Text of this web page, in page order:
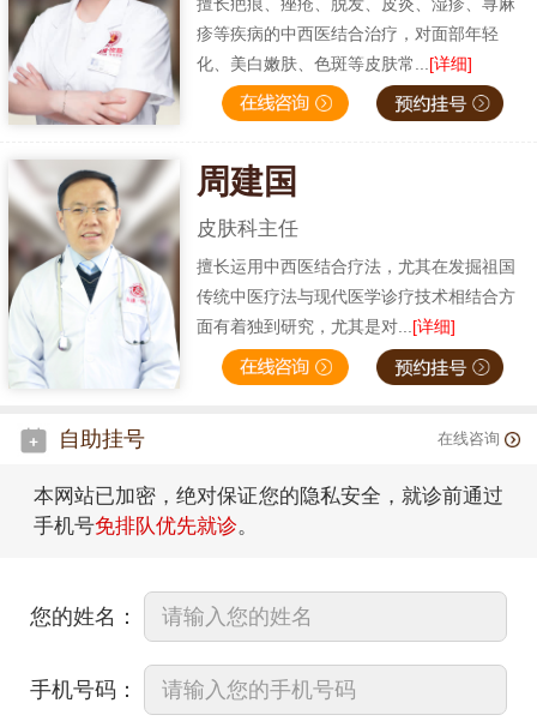
疹等疾病的中西医结合治疗，对面部年轻
化、美白嫩肤、色斑等皮肤常... [详细]
周建国
皮肤科主任
擅长运用中西医结合疗法，尤其在发掘祖国
传统中医疗法与现代医学诊疗技术相结合方
面有着独到研究，尤其是对...[详细]
自助挂号 在线咨询
本网站已加密，绝对保证您的隐私安全，就诊前通过
手机号免排队优先就诊。
您的姓名：
手机号码：